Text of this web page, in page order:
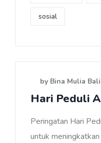
sosial
by Bina Mulia
Hari Peduli
Peringatan Hari
untuk